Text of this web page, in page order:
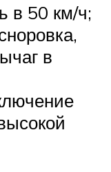
в 50 км/ч;
в